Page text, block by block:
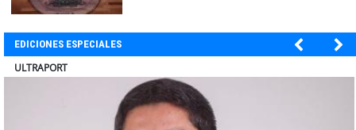
EDICIONES ESPECIALES
ULTRAPORT